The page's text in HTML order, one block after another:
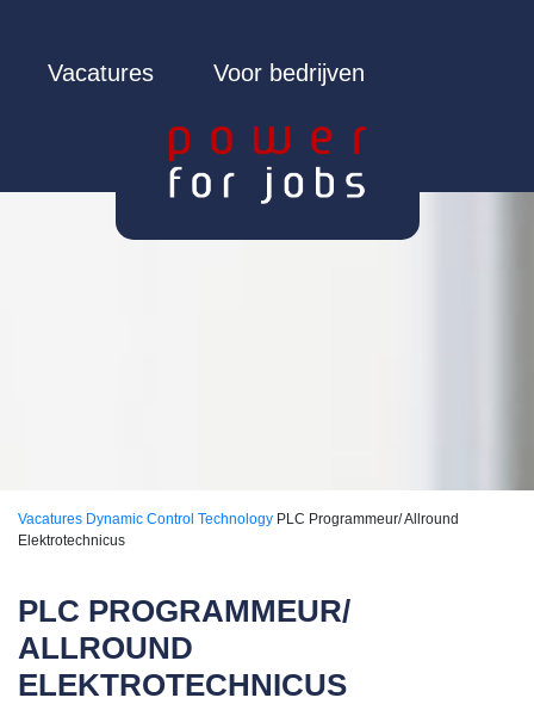
Vacatures Voor bedrijven
Vacatures Dynamic Control Technology PLC Programmeur/ Allround
Elektrotechnicus
PLC PROGRAMMEUR/
ALLROUND
ELEKTROTECHNICUS